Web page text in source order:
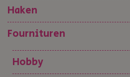
Haken
Fournituren
Hobby